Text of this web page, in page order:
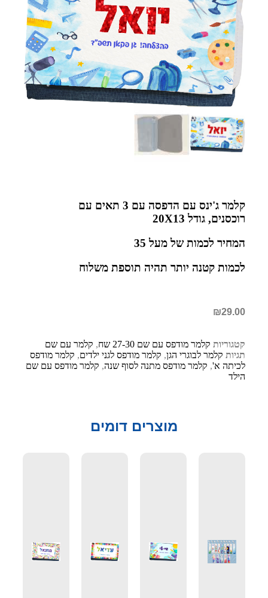
קלמר ג'ינס עם הדפסה עם 3 תאים עם
רוכסנים, גודל 20X13
המחיר לכמות של מעל 35
לכמות קטנה יותר תהיה תוספת משלוח
₪29.00
קטגוריות קלמר מודפס עם שם 27-30 שח , קלמר עם שם
תגיות קלמר לבוגרי הגן, קלמר מודפס לגני ילדים, קלמר מודפס
לכיתה א', קלמר מודפס מתנה לסוף שנה, קלמר מודפס עם שם
הילד
מוצרים דומים